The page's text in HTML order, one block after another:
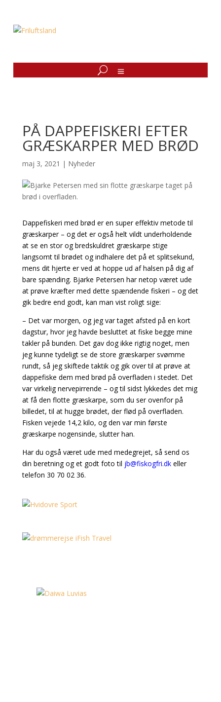
PÅ DAPPEFISKERI EFTER
GRÆSKARPER MED BRØD
maj 3, 2021 | Nyheder
Dappefiskeri med brød er en super effektiv metode til
græskarper – og det er også helt vildt underholdende
at se en stor og bredskuldret græskarpe stige
langsomt til brødet og indhalere det på et splitsekund,
mens dit hjerte er ved at hoppe ud af halsen på dig af
bare spænding. Bjarke Petersen har netop været ude
at prøve kræfter med dette spændende fiskeri – og det
gik bedre end godt, kan man vist roligt sige:
– Det var morgen, og jeg var taget afsted på en kort
dagstur, hvor jeg havde besluttet at fiske begge mine
takler på bunden. Det gav dog ikke rigtig noget, men
jeg kunne tydeligt se de store græskarper svømme
rundt, så jeg skiftede taktik og gik over til at prøve at
dappefiske dem med brød på overfladen i stedet. Det
var virkelig nervepirrende – og til sidst lykkedes det mig
at få den flotte græskarpe, som du ser ovenfor på
billedet, til at hugge brødet, der flød på overfladen.
Fisken vejede 14,2 kilo, og den var min første
græskarpe nogensinde, slutter han.
Har du også været ude med medegrejet, så send os
din beretning og et godt foto til jb@fiskogfri.dkeller
telefon 30 70 02 36.